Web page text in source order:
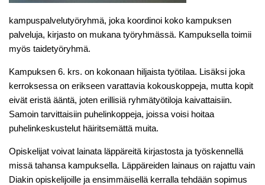
kampuspalvelutyöryhmä, joka koordinoi koko kampuksen
palveluja, kirjasto on mukana työryhmässä. Kampuksella toimii
myös taidetyöryhmä.
Kampuksen 6. krs. on kokonaan hiljaista työtilaa. Lisäksi joka
kerroksessa on erikseen varattavia kokouskoppeja, mutta kopit
eivät eristä ääntä, joten erillisiä ryhmätyötiloja kaivattaisiin.
Samoin tarvittaisiin puhelinkoppeja, joissa voisi hoitaa
puhelinkeskustelut häiritsemättä muita.
Opiskelijat voivat lainata läppäreitä kirjastosta ja työskennellä
missä tahansa kampuksella. Läppäreiden lainaus on rajattu vain
Diakin opiskelijoille ja ensimmäisellä kerralla tehdään sopimus